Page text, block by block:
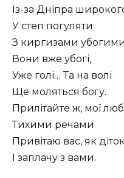
Із-за Дніпра
У степ погуляти
З киргизами
Вони вже убогі,
Уже голі… Та на волі
Ще моляться богу.
Прилітайте ж, мої
Тихими речами
Привітаю вас, як
І заплачу з вами.